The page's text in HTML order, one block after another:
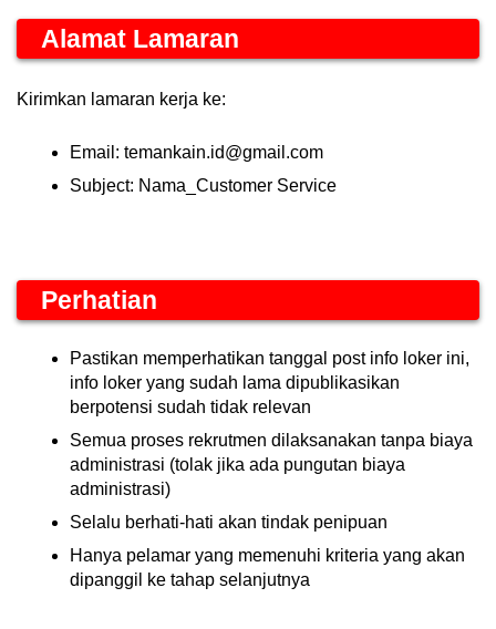
Alamat Lamaran
Kirimkan lamaran kerja ke:
Email: temankain.id@gmail.com
Subject: Nama_Customer Service
Perhatian
Pastikan memperhatikan tanggal post info loker ini,
info loker yang sudah lama dipublikasikan
berpotensi sudah tidak relevan
Semua proses rekrutmen dilaksanakan tanpa biaya
administrasi (tolak jika ada pungutan biaya
administrasi)
Selalu berhati-hati akan tindak penipuan
Hanya pelamar yang memenuhi kriteria yang akan
dipanggil ke tahap selanjutnya